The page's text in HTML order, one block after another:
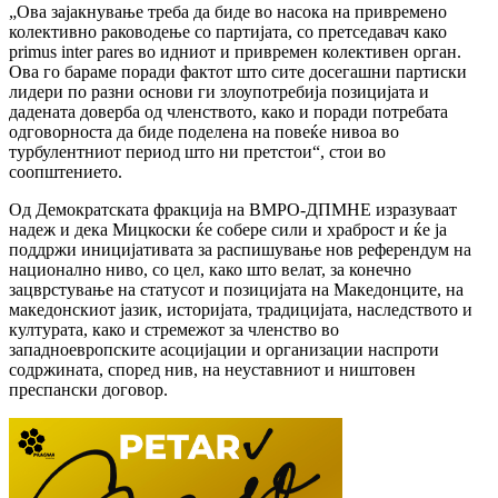
„Ова зајакнување треба да биде во насока на привремено
колективно раководење со партијата, со претседавач како
primus inter pares во идниот и привремен колективен орган.
Ова го бараме поради фактот што сите досегашни партиски
лидери по разни основи ги злоупотребија позицијата и
дадената доверба од членството, како и поради потребата
одговорноста да биде поделена на повеќе нивоа во
турбулентниот период што ни претстои“, стои во
соопштението.
Од Демократската фракција на ВМРО-ДПМНЕ изразуваат
надеж и дека Мицкоски ќе собере сили и храброст и ќе ја
поддржи иницијативата за распишување нов референдум на
национално ниво, со цел, како што велат, за конечно
зацврстување на статусот и позицијата на Македонците, на
македонскиот јазик, историјата, традицијата, наследството и
културата, како и стремежот за членство во
западноевропските асоцијации и организации наспроти
содржината, според нив, на неуставниот и ништовен
преспански договор.